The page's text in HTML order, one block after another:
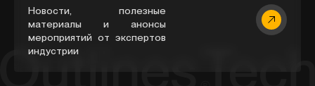
Новости, полезные
материалы и анонсы
мероприятий от экспертов
индустрии